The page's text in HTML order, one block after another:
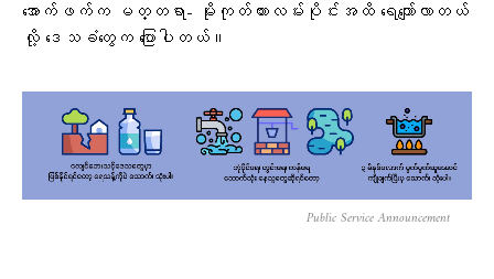
အောက်ဖက်က မတ္တရာ- မိုးကုတ်ကားလမ်းပိုင်းအထိ ရေကျော်လာတယ်
လို့ ဒေသခံတွေက ပြောပါတယ်။
Public Service Announcement